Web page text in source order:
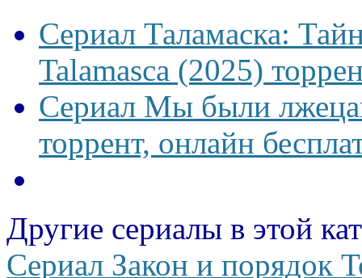
Сериал Таламаска:
Talamasca (2025)
Сериал Мы были
торрент, онлайн
Другие сериалы в этой
Сериал Закон и порядок